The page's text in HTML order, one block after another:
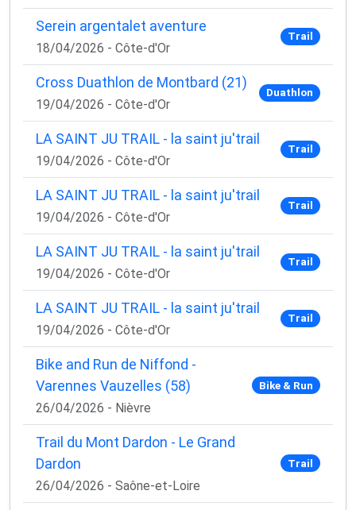
Serein argentalet aventure
18/04/2026 - Côte-d'Or
Trail
Cross Duathlon de Montbard (21)
19/04/2026 - Côte-d'Or
Duathlon
LA SAINT JU TRAIL - la saint ju'trail
19/04/2026 - Côte-d'Or
Trail
LA SAINT JU TRAIL - la saint ju'trail
19/04/2026 - Côte-d'Or
Trail
LA SAINT JU TRAIL - la saint ju'trail
19/04/2026 - Côte-d'Or
Trail
LA SAINT JU TRAIL - la saint ju'trail
19/04/2026 - Côte-d'Or
Trail
Bike and Run de Niffond -
Varennes Vauzelles (58)
26/04/2026 - Nièvre
Bike & Run
Trail du Mont Dardon - Le Grand
Dardon
26/04/2026 - Saône-et-Loire
Trail